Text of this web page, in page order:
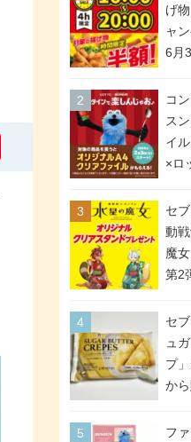
げ
ャ
6月
な
ー
日
間
メ
き69
コ
ス
イ
×ロ
ス
ァ
で
象
セ
動
魔
第2
ペ
日
ぬ
ッ
号
セ
ュ
プ
か
シ
フ